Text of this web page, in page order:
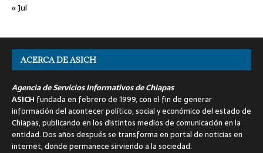
« Jul
ACERCA DE ASICH
Agencia de Servicios Informativos de Chiapas
ASICH fundada en febrero de 1999, con el fin de generar
información del acontecer político, social y económico del estado de
Chiapas, publicando en los distintos medios de comunicación en la
entidad. Dos años después se transforma en portal de noticias en
internet, donde permanece sirviendo a la sociedad.